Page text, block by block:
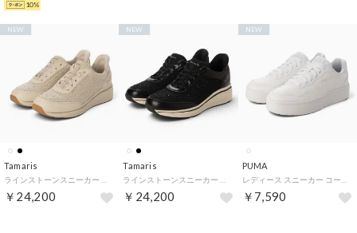
10%
Tamaris
￥24,200
NEW
Tamaris
￥24,200
NEW
PUMA
￥7,590
NEW